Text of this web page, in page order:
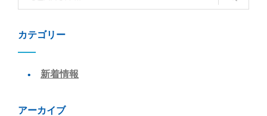
カテゴリー
新着情報
アーカイブ